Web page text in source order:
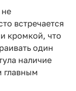
встречается
кромкой, что
один
наличие
главным